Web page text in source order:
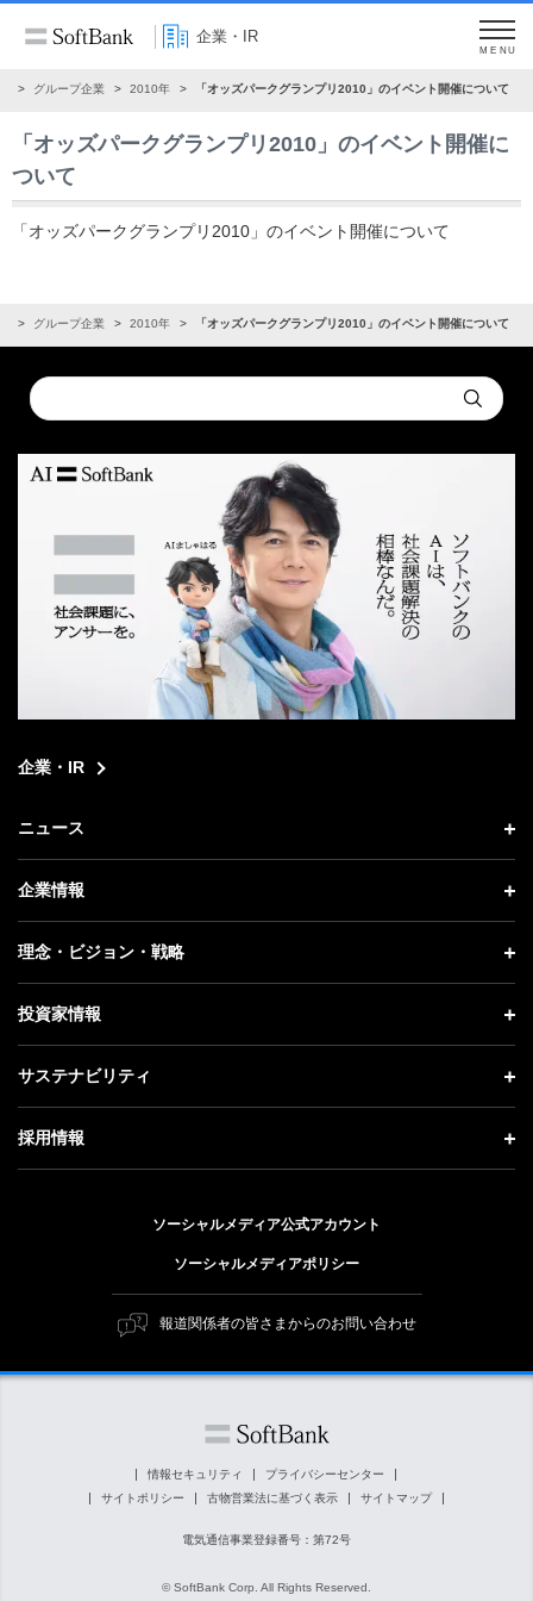
企業・IR
MENU
グループ企業 2010年 「オッズパークグランプリ2010」のイベント開催について
「オッズパークグランプリ2010」のイベント開催に
ついて
「オッズパークグランプリ2010」のイベント開催について
グループ企業 2010年 「オッズパークグランプリ2010」のイベント開催について
Conduct
a
Submit
企業・IR
ニュース
ニュース トップ
プレスリリース
更新情報
記者説明会
企業情報
企業情報 トップ
社長メッセージ
事業紹介
ガバナンス
理念・ビジョン・戦略
理念・ビジョン・戦略 トップ
成長戦略「Activate AI for Society」
人材戦略
投資家情報
投資家情報 トップ
経営方針
個人投資家の皆さまへ
株式と社債について
サステナビリティ
サステナビリティ トップ
トップメッセージ
ESG方針・体制
マテリアリティ（重要課題）
ESGの主な取り組み
外部評価・イニシアチブ
採用情報
障がい者採用
ソフトバンク クルー採用
ソーシャルメディア公式アカウント
ソーシャルメディアポリシー
報道関係者の皆さまからのお問い合わせ
情報セキュリティ
プライバシーセンター
サイトポリシー
古物営業法に基づく表示 サイトマップ
電気通信事業登録番号：第72号
© SoftBank Corp. All Rights Reserved.